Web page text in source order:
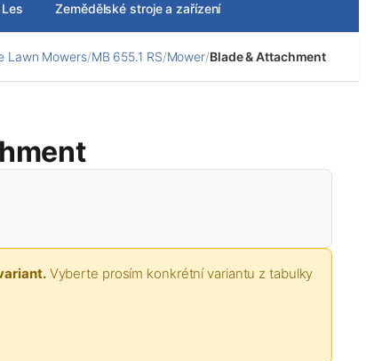
Zemědělské stroje a zařízení
Lawn Mowers/MB 655.1 RS/Mower/Blade & Attachment
Vyberte prosím konkrétní variantu z tabulky